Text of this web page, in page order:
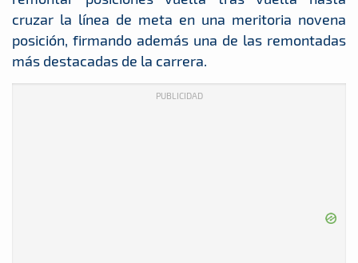
cruzar la línea de meta en una meritoria novena
posición, firmando además una de las remontadas
más destacadas de la carrera.
PUBLICIDAD